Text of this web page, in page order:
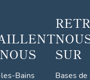
Bains
SUR
Bases